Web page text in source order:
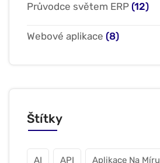
Průvodce světem ERP (12)
Webové aplikace (8)
Štítky
AI API Aplikace Na Míru